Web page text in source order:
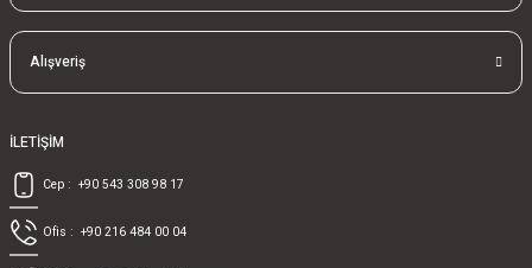
Alışveriş
İLETİŞİM
Cep : +90 543 308 98 17
Ofis : +90 216 484 00 04